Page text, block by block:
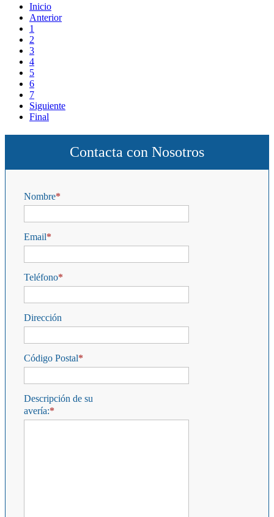
Inicio
Anterior
1
2
3
4
5
6
7
Siguiente
Final
Contacta con Nosotros
Nombre
Email
Teléfono
Dirección
Código Postal
Descripción de su
avería: